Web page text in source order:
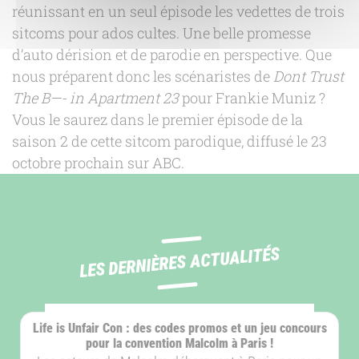
réunissant en un seul épisode les vedettes de trois
sitcoms pour ados cultes. Une belle promesse
d’auto dérision et de parodie en perspective. Que
nous préparent donc les scénaristes de Dont Trust
The B—- in Apartment 23pour Frankie Muniz ?
Vous le saurez dans le premier épisode de la
saison 2 de cette sitcom parodique, diffusé le 23
octobre prochain sur ABC.
LES DERNIÈRES ACTUALITÉS
Life is Unfair Con : des codes promos et un jeu concours
pour la convention Malcolm à Paris !
ÉVÈNEMENT